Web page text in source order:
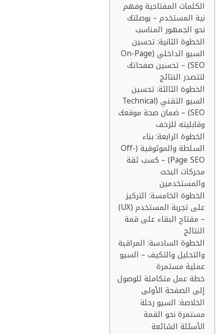
الكلمات المفتاحية وفهم
نية المستخدم – بوصلتك
نحو الجمهور المناسب
الخطوة الثانية: تحسين
السيو الداخلي (On-Page
SEO) – تحسين صفحاتك
لتتصدر النتائج
الخطوة الثالثة: تحسين
السيو التقني (Technical
SEO) – ضمان صحة موقعك
وقابليته للزحف
الخطوة الرابعة: بناء
السلطة والموثوقية (Off-
Page SEO) – كسب ثقة
محركات البحث
والمستخدمين
الخطوة الخامسة: التركيز
على تجربة المستخدم (UX)
– مفتاح البقاء على قمة
النتائج
الخطوة السادسة: المراقبة
والتحليل والتكيف – السيو
عملية مستمرة
خطة عمل متكاملة للوصول
إلى الصفحة الأولى
الخلاصة: السيو رحلة
مستمرة نحو القمة
الأسئلة الشائعة